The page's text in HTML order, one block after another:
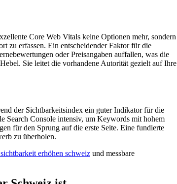
Core Web Vitals keine Optionen mehr, sondern
zu erfassen. Ein entscheidender Faktor für die
oder Preisangaben auffallen, was die
Sie leitet die vorhandene Autorität gezielt auf Ihre
der Sichtbarkeitsindex ein guter Indikator für die
Search Console intensiv, um Keywords mit hohem
für den Sprung auf die erste Seite. Eine fundierte
zu überholen.
erhöhen schweiz und messbare